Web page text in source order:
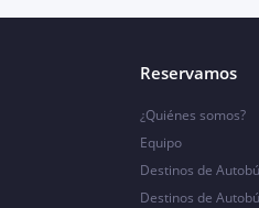
Reservamos
¿Quiénes somos?
Equipo
Destinos de
Destinos de